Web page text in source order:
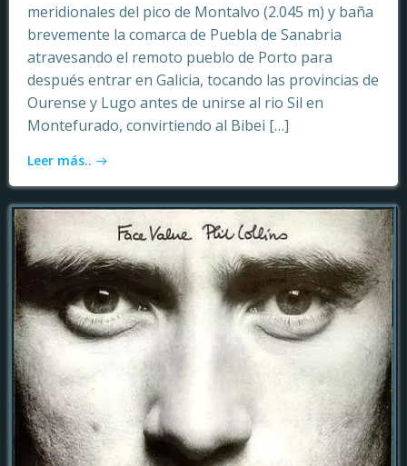
meridionales del pico de Montalvo (2.045 m) y baña
brevemente la comarca de Puebla de Sanabria
atravesando el remoto pueblo de Porto para
después entrar en Galicia, tocando las provincias de
Ourense y Lugo antes de unirse al rio Sil en
Montefurado, convirtiendo al Bibei […]
Leer más..